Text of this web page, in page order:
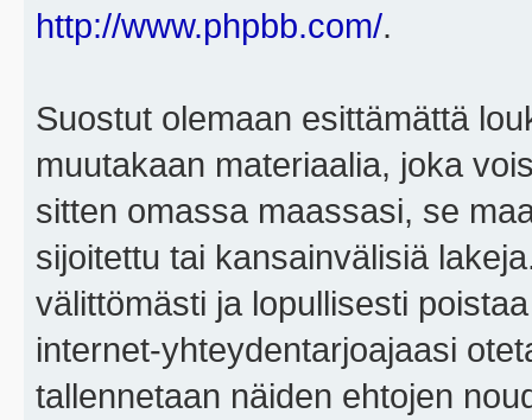
http://www.phpbb.com/.
Suostut olemaan esittämättä
muutakaan materiaalia, joka
sitten omassa maassasi, se
sijoitettu tai kansainvälisiä
välittömästi ja lopullisesti
internet-yhteydentarjoajaasi
tallennetaan näiden ehtojen